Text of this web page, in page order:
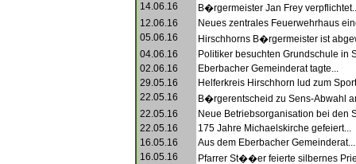
14.06.16
B�rgermeister Jan Frey
12.06.16
Neues zentrales Feuerwehrhaus
05.06.16
Hirschhorns B�rgermeister ist
04.06.16
Politiker besuchten Grundschule in
02.06.16
Eberbacher Gemeinderat tagte...
29.05.16
Helferkreis Hirschhorn lud zum
22.05.16
B�rgerentscheid zu Sens-Abwahl
22.05.16
Neue Betriebsorganisation bei den
22.05.16
175 Jahre Michaelskirche gefeiert...
16.05.16
Aus dem Eberbacher Gemeinderat...
16.05.16
Pfarrer St��er feierte silbernes